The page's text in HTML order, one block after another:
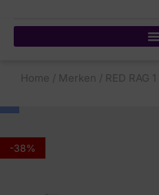
Home / Merken / RED RAG 1
-38%